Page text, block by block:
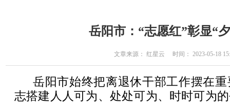
岳阳市：“志愿红”彰显“
文章来源： 红星云 时间： 2023-05-18
岳阳市始终把离退休干部工作摆在
志搭建人人可为、处处可为、时时可为